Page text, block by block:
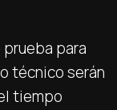
para
técnico serán
tiempo